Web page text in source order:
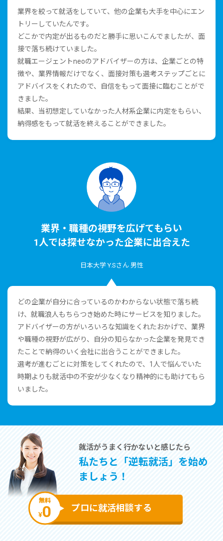
業界を絞って就活をしていて、他の企業も⼤⼿を中⼼にエン
トリーしていたんです。
どこかで内定が出るものだと勝⼿に思いこんでましたが、⾯
接で落ち続けていました。
就職エージェントneoのアドバイザーの⽅は、企業ごとの特
徴や、業界情報だけでなく、⾯接対策も選考ステップごとに
アドバイスをくれたので、⾃信をもって⾯接に臨むことがで
きました。
結果、当初想定していなかった⼈材系企業に内定をもらい、
納得感をもって就活を終えることができました。
業界・職種の視野を広げてもらい
1⼈では探せなかった企業に出合えた
⽇本⼤学 Y.Sさん 男性
どの企業が⾃分に合っているのかわからない状態で落ち続
け、就職浪⼈もちらつき始めた時にサービスを知りました。
アドバイザーの⽅がいろいろな知識をくれたおかげで、業界
や職種の視野が広がり、⾃分の知らなかった企業を発⾒でき
たことで納得のいく会社に出合うことができました。
選考が進むごとに対策をしてくれたので、1⼈で悩んでいた
時期よりも就活中の不安が少なくなり精神的にも助けてもら
いました。
就活がうまく⾏かないと感じたら
私たちと「逆転就活」を始め
ましょう！
無料
¥0 プロに就活相談する